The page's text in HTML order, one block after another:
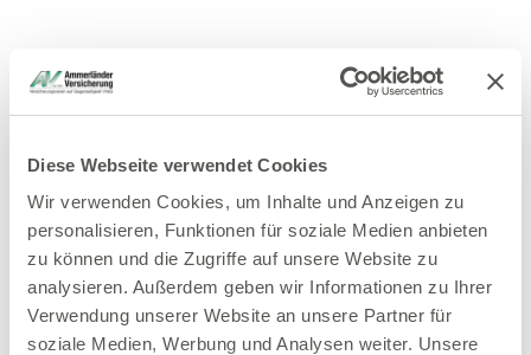
Diese Webseite verwendet Cookies
Wir verwenden Cookies, um Inhalte und Anzeigen zu
personalisieren, Funktionen für soziale Medien anbieten
zu können und die Zugriffe auf unsere Website zu
analysieren. Außerdem geben wir Informationen zu Ihrer
Verwendung unserer Website an unsere Partner für
soziale Medien, Werbung und Analysen weiter. Unsere